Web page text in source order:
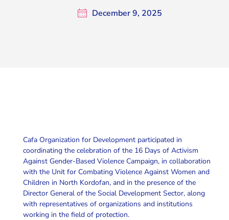
December 9, 2025
Cafa Organization for Development participated in
coordinating the celebration of the 16 Days of Activism
Against Gender-Based Violence Campaign, in collaboration
with the Unit for Combating Violence Against Women and
Children in North Kordofan, and in the presence of the
Director General of the Social Development Sector, along
with representatives of organizations and institutions
working in the field of protection.